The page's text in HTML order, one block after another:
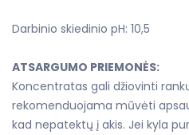
Darbinio skiedinio pH: 10,5
ATSARGUMO PRIEMONĖS:
Koncentratas gali džiovinti
rekomenduojama mūvėti
kad nepatektų į akis. Jei kyla